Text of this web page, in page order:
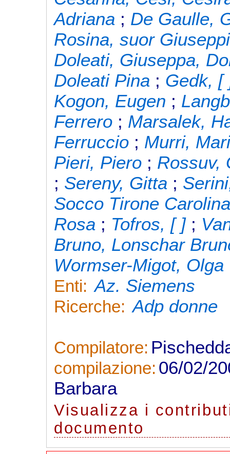
Adriana ; De Gaulle,
Rosina, suor
Doleati, Giuseppa,
Doleati Pina ; Gedk, [
Kogon, Eugen ;
Ferrero ; Marsalek,
Ferruccio ; Murri,
Pieri, Piero ; Rossuv,
; Sereny, Gitta ;
Socco Tirone
Rosa ; Tofros, [ ];
Bruno, Lonschar
Wormser-Migot, Olga
Enti: Az. Siemens
Ricerche: Adp donne
Compilatore:
compilazione: 06/02/
Barbara
Visualizza i
documento